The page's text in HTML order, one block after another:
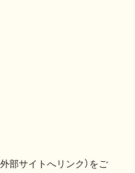
外部サイトへリンク）をご